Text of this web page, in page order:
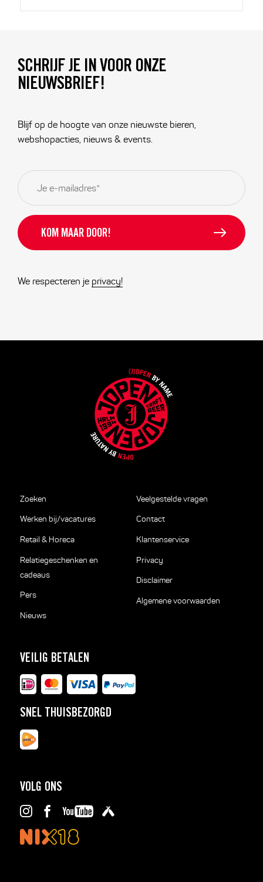
Zoeken
Werken bij/vacatures
Retail & Horeca
Relatiegeschenken en
cadeaus
Pers
Nieuws
Veelgestelde vragen
Contact
Klantenservice
Privacy
Disclaimer
Algemene voorwaarden
VEILIG BETALEN
SNEL THUISBEZORGD
VOLG ONS
SCHRIJF JE IN VOOR ONZE
NIEUWSBRIEF!
Blijf op de hoogte van onze nieuwste bieren,
webshopacties, nieuws & events.
E-
mailadres *
We respecteren je privacy!